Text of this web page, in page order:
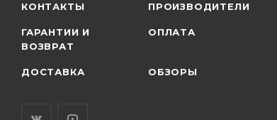
КОНТАКТЫ ПРОИЗВОДИТЕЛИ
ГАРАНТИИ И
ВОЗВРАТ
ОПЛАТА
ДОСТАВКА ОБЗОРЫ